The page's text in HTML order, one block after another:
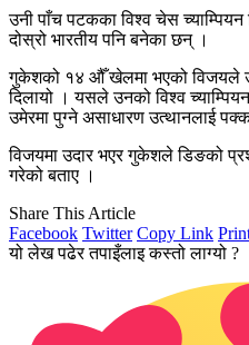
उनी पाँच पटकका विश्व चेस
दोस्रो भारतीय पनि बनेका छन् ।
गुकेशको १४ औँ खेलमा भएको विजयले
दिलायो । यसले उनको विश्व
उमेरमा पुग्ने असाधारण उत्थानलाई
विजयमा उदार भएर गुकेशले डिङको
गरेको बताए ।
Share This Article
Facebook Twitter Copy Link
यो लेख पढेर तपाइँलाइ कस्तो लाग्यो ?